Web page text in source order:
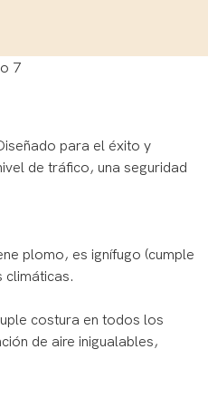
para el éxito y
de tráfico, una seguridad
plomo, es ignífugo (cumple
climáticas.
costura en todos los
de aire inigualables,